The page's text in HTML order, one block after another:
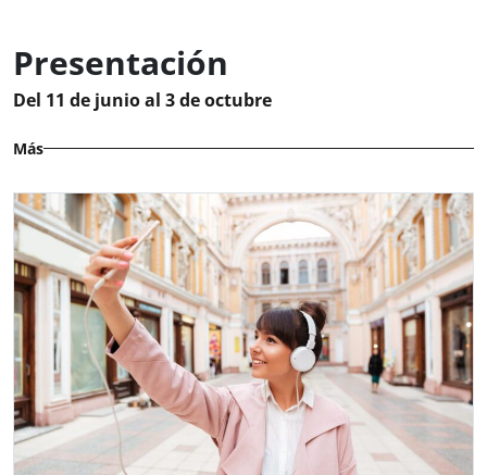
Presentación
Del 11 de junio al 3 de octubre
Más